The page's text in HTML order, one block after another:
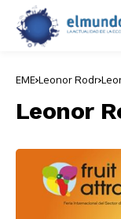
EME Leonor Rodr
Leonor